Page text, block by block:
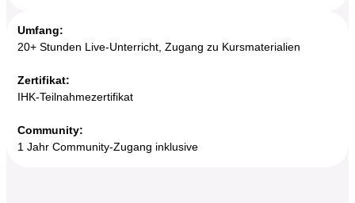
Umfang:
20+ Stunden Live-Unterricht, Zugang zu Kursmaterialien
Zertifikat:
IHK-Teilnahmezertifikat
Community:
1 Jahr Community-Zugang inklusive